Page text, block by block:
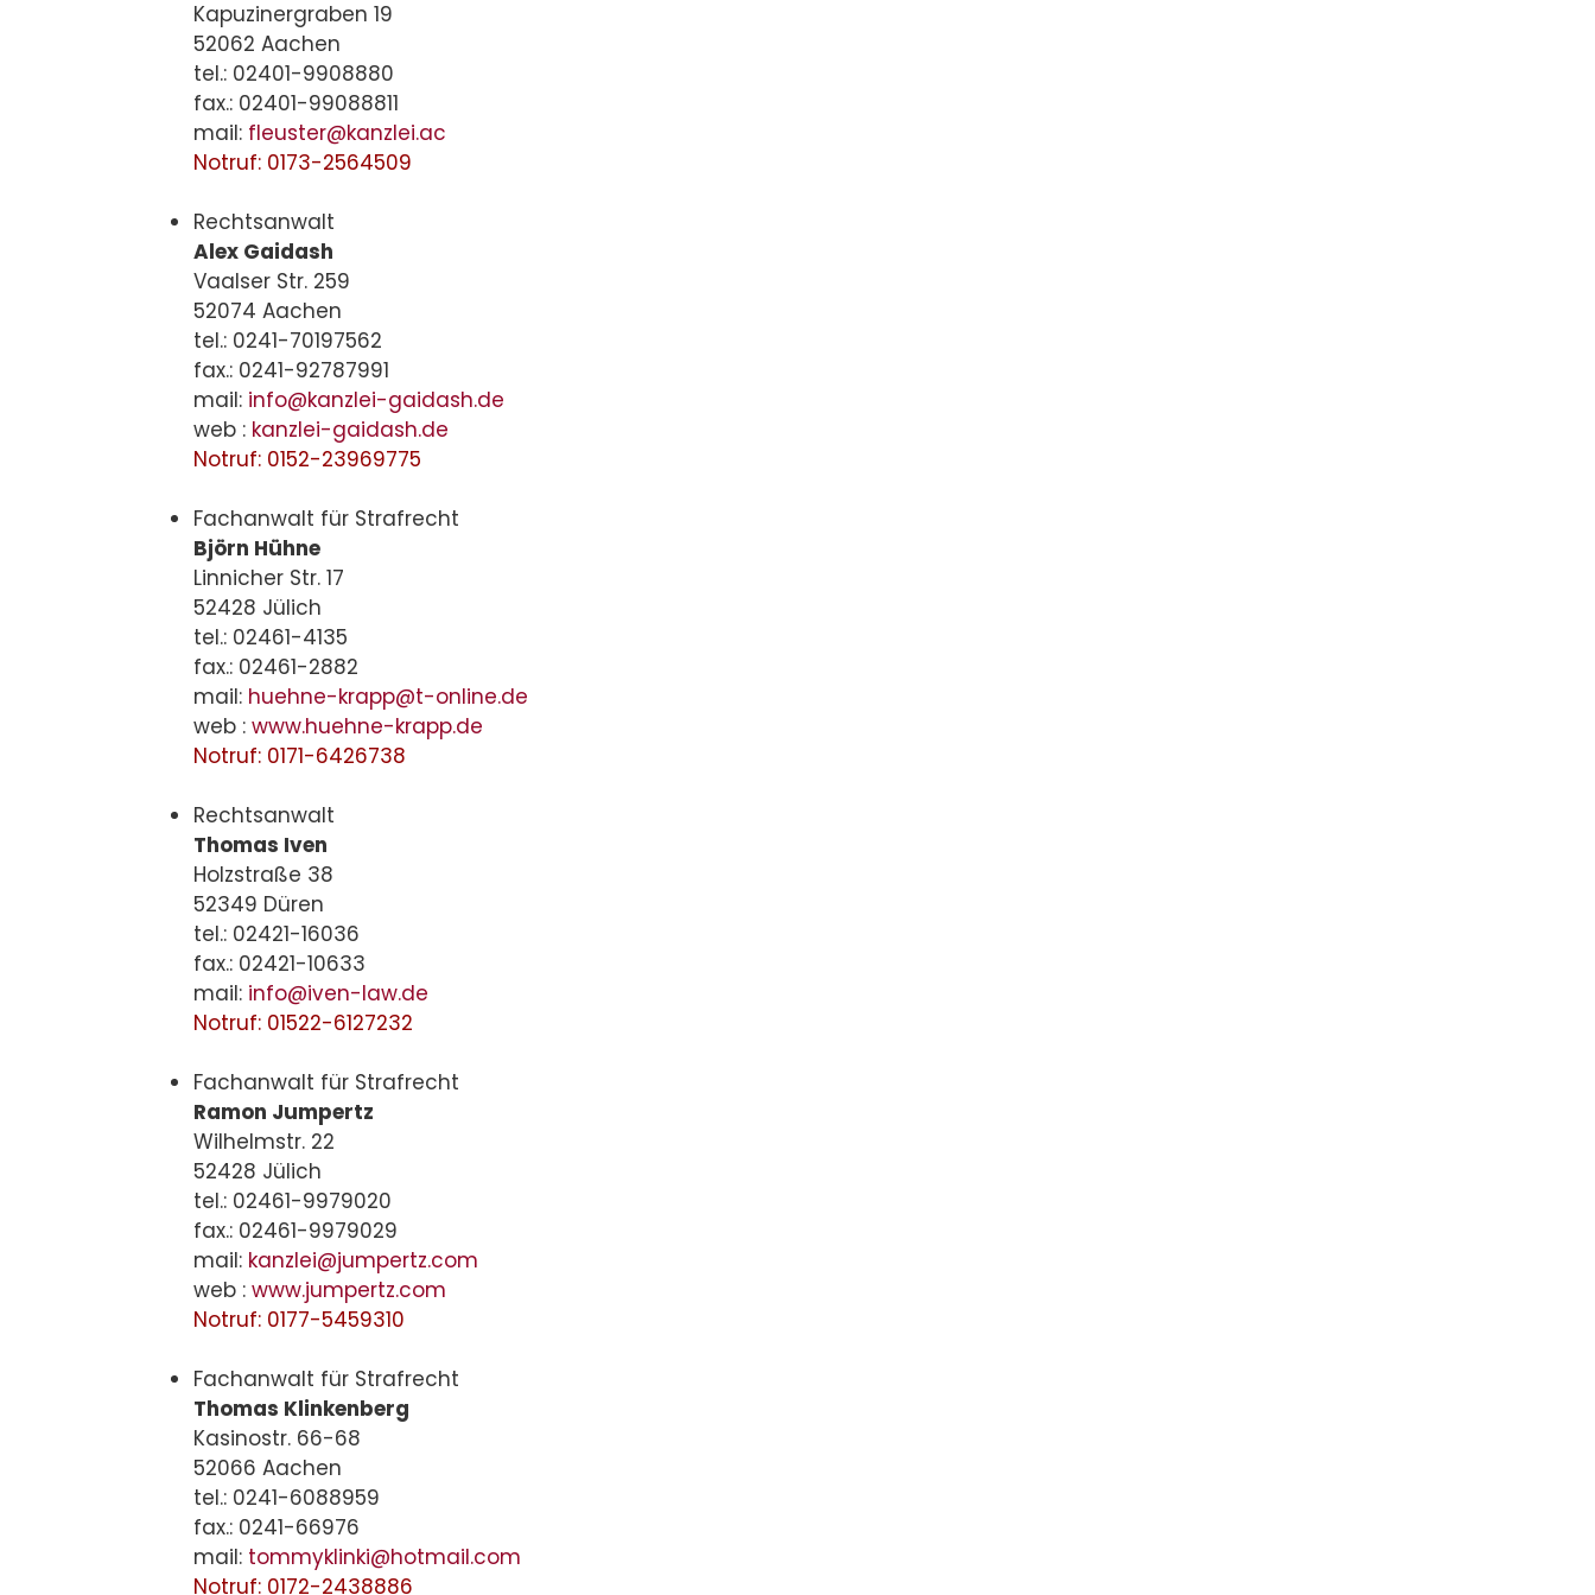
Kapuzinergraben 19
52062 Aachen
tel.: 02401-9908880
fax.: 02401-99088811
mail: fleuster@kanzlei.ac
Notruf: 0173-2564509
Rechtsanwalt
Alex Gaidash
Vaalser Str. 259
52074 Aachen
tel.: 0241-70197562
fax.: 0241-92787991
mail: info@kanzlei-gaidash.de
web : kanzlei-gaidash.de
Notruf: 0152-23969775
Fachanwalt für Strafrecht
Björn Hühne
Linnicher Str. 17
52428 Jülich
tel.: 02461-4135
fax.: 02461-2882
mail: huehne-krapp@t-online.de
web : www.huehne-krapp.de
Notruf: 0171-6426738
Rechtsanwalt
Thomas Iven
Holzstraße 38
52349 Düren
tel.: 02421-16036
fax.: 02421-10633
mail: info@iven-law.de
Notruf: 01522-6127232
Fachanwalt für Strafrecht
Ramon Jumpertz
Wilhelmstr. 22
52428 Jülich
tel.: 02461-9979020
fax.: 02461-9979029
mail: kanzlei@jumpertz.com
web : www.jumpertz.com
Notruf: 0177-5459310
Fachanwalt für Strafrecht
Thomas Klinkenberg
Kasinostr. 66-68
52066 Aachen
tel.: 0241-6088959
fax.: 0241-66976
mail: tommyklinki@hotmail.com
Notruf: 0172-2438886